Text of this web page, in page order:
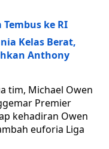
ke RI
Kelas Berat,
Anthony
tim, Michael Owen
Premier
kehadiran Owen
euforia Liga